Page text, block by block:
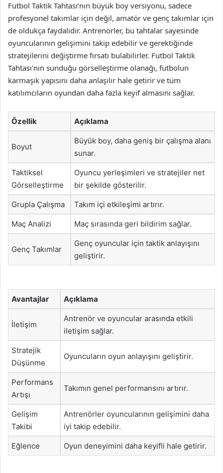
Futbol Taktik Tahtası’nın büyük boy versiyonu, sadece
profesyonel takımlar için değil, amatör ve genç takımlar için
de oldukça faydalıdır. Antrenörler, bu tahtalar sayesinde
oyuncularının gelişimini takip edebilir ve gerektiğinde
stratejilerini değiştirme fırsatı bulabilirler. Futbol Taktik
Tahtası’nın sunduğu görselleştirme olanağı, futbolun
karmaşık yapısını daha anlaşılır hale getirir ve tüm
katılımcıların oyundan daha fazla keyif almasını sağlar.
Özellik Açıklama
Boyut
Büyük boy, daha geniş bir çalışma alanı
sunar.
Taktiksel
Görselleştirme
Oyuncu yerleşimleri ve stratejiler net
bir şekilde gösterilir.
Grupla Çalışma Takım içi etkileşimi artırır.
Maç Analizi Maç sırasında geri bildirim sağlar.
Genç Takımlar
Genç oyuncular için taktik anlayışını
geliştirir.
Avantajlar Açıklama
İletişim
Antrenör ve oyuncular arasında etkili
iletişim sağlar.
Stratejik
Düşünme
Oyuncuların oyun anlayışını geliştirir.
Performans
Artışı
Takımın genel performansını artırır.
Gelişim
Takibi
Antrenörler oyuncularının gelişimini daha
iyi takip edebilir.
Eğlence Oyun deneyimini daha keyifli hale getirir.